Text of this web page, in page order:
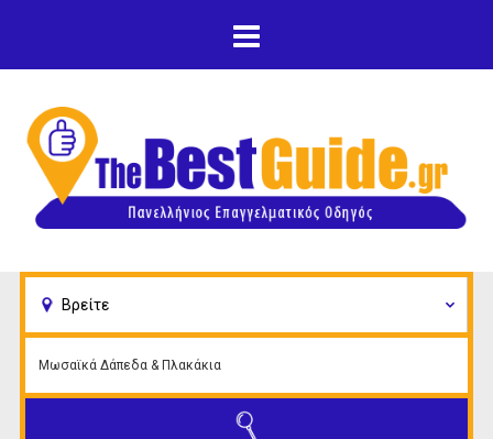
κυρίως περιεχόμενο